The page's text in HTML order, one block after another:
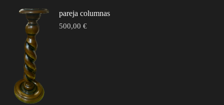
pareja columnas
500,00€